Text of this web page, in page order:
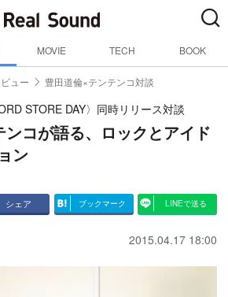
MOVIE TECH BOOK
ュー 豊田道倫×テンテンコ対談
STORE DAY〉同時リリース対談
コが語る、ロックとアイド
ン
シェア ブックマーク LINEで送る
2015.04.17 18:00